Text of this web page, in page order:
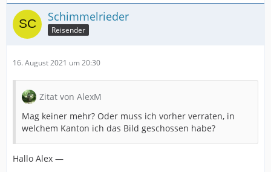
Schimmelrieder
Reisender
16. August 2021 um 20:30
Zitat von AlexM
Mag keiner mehr? Oder muss ich vorher verraten, in
welchem Kanton ich das Bild geschossen habe?
Hallo Alex —